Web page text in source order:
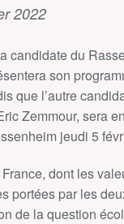
2022
candidate du
son
que l’autre
Zemmour, sera
jeudi 5
dont les
portées par les
de la question